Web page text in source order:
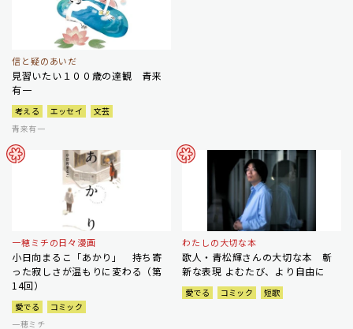
信と疑のあいだ
見習いたい１００歳の達観 青来
有一
考える エッセイ
文芸
青来有一
一穂ミチの日々漫画
小日向まるこ「あかり」 持ち寄
った寂しさが温もりに変わる（第
14回）
愛でる
コミック
一穂ミチ
わたしの大切な本
歌人・青松輝さんの大切な本 斬
新な表現 よむたび、より自由に
愛でる コミック 短歌